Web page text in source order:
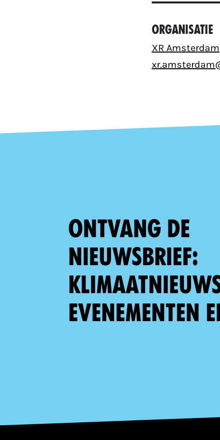
Organisatie
XR Amsterdam
Ontvang de
nieuwsbrief:
evenementen